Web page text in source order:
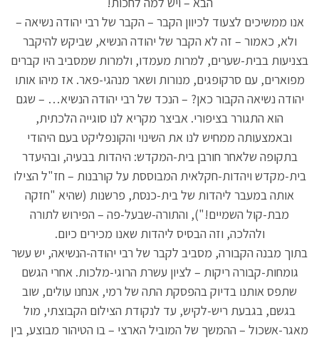
אנו ממשיכים לצעוד לכיוון הקבר – הקבר של רבי יהודה נשיאה –
ולא, כאמור – זה לא הקבר של יהודה הנשיא, שביקש להיקבר
בצניעות בבית-שערים, למרות מעמדו, ולמרות שמסביב היו קברים
מפוארים, עם סרקופגים, מנורות ושאר מנהגי-פאר. אז מיהו אותו
יהודה נשיאה הקבור כאן? – הנכד של רבי יהודה הנשיא… – שגם
הוא התגורר בציפורי. אביצר מקריא לנו סוגייה הלכתית,
ובאמצעותה ממחיש לנו את השינוי והקונפליקט בעם היהודי
בתקופה שלאחר חורבן בית-המקדש: היהדות בבעיה, ובהיעדר
בית-מקדש ויהדות-חקלאית המבוססת על קורבנות – חז"ל הצילו
אותה במעבר ליהדות של בית-כנסת, פרשנות (שהיא "חזקה
מבת-קול השמיים!"), והתורה-שבעל-פה – הפירוש לתורה
ולהלכה, וזה הבסיס ליהדות שאנו מכירים כיום.
בתוך מבנה הקבורה, מסביב לקבר של רבי יהודה-הנשיאה, יש עשר
גומחות-קבורה ריקות – לציון עשרת הרוגי-מלכות. אחרי הגשם
שתפס אותנו בדיוק בהפסקת התה של רמי, אנחנו עולים, שוב
בגשם, בגבעת ריש-לקיש, עד לנקודת הצילום הקבוצתי, מול
מאגר-אשכול – ההמשך של המוביל הארצי – בו הטיהור מבוצע, בין